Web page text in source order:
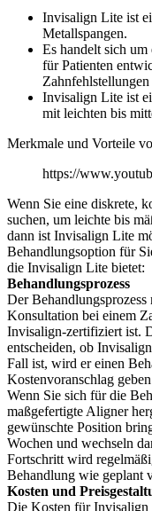
Invisalign Lite ist
Metallspangen.
Es handelt sich
für Patienten
Zahnfehlstellungen
Invisalign Lite ist
mit leichten bis
Merkmale und Vorteile
https://
Wenn Sie eine diskrete,
suchen, um leichte bis
dann ist Invisalign Lite
Behandlungsoption für
die Invisalign Lite bietet:
Behandlungsprozess
Der
Konsultation bei einem
Invisalign-zertifiziert ist.
entscheiden, ob
Fall ist, wird er einen
Kostenvoranschlag
Wenn Sie sich für die
maßgefertigte Aligner
gewünschte Position
Wochen und wechseln
Fortschritt wird
Behandlung wie geplant
Kosten und
Die Kosten für Invisalign